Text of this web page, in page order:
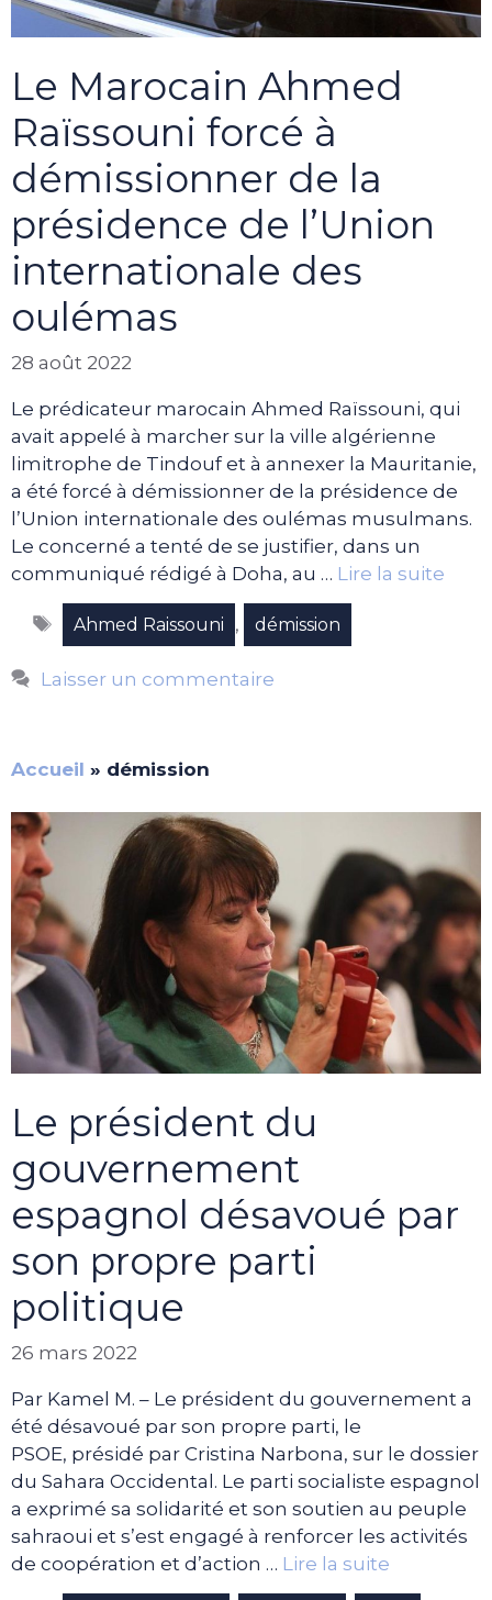
Le Marocain Ahmed
Raïssouni forcé à
démissionner de la
présidence de l’Union
internationale des
oulémas
28 août 2022
Le prédicateur marocain Ahmed Raïssouni, qui
avait appelé à marcher sur la ville algérienne
limitrophe de Tindouf et à annexer la Mauritanie,
a été forcé à démissionner de la présidence de
l’Union internationale des oulémas musulmans.
Le concerné a tenté de se justifier, dans un
communiqué rédigé à Doha, au … Lire la suite
Étiquettes
Ahmed Raissouni , démission
Laisser un commentaire
Accueil » démission
Le président du
gouvernement
espagnol désavoué par
son propre parti
politique
26 mars 2022
Par Kamel M. – Le président du gouvernement a
été désavoué par son propre parti, le
PSOE, présidé par Cristina Narbona, sur le dossier
du Sahara Occidental. Le parti socialiste espagnol
a exprimé sa solidarité et son soutien au peuple
sahraoui et s’est engagé à renforcer les activités
de coopération et d’action … Lire la suite